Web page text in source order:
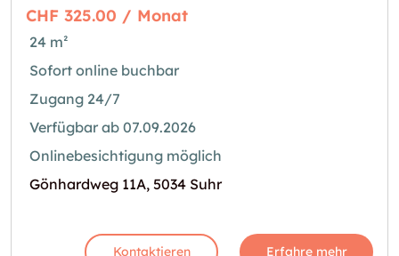
CHF 325.00 / Monat
24 m²
Sofort online buchbar
Zugang 24/7
Verfügbar ab 07.09.2026
Onlinebesichtigung möglich
Gönhardweg 11A, 5034 Suhr
Kontaktieren Erfahre mehr